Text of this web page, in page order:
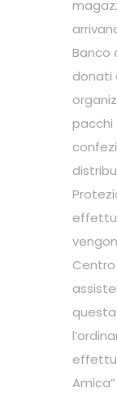
Banco
donati
pacchi